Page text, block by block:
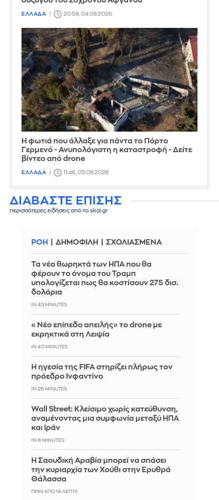
ΕΛΛΑΔΑ 20:59, 04.08.2026
Η φωτιά που άλλαξε για πάντα το Πόρτο
Γερμενό - Ανυπολόγιστη η καταστροφή - Δείτε
βίντεο από drone
ΕΛΛΑΔΑ 11:46, 05.08.2026
ΔΙΑΒΑΣΤΕ ΕΠΙΣΗΣ
περισσότερες ειδήσεις από το skai.gr
ΡΟΗ ΔΗΜΟΦΙΛΗ ΣΧΟΛΙΑΣΜΕΝΑ
Τα νέα θωρηκτά των ΗΠΑ που θα
φέρουν το όνομα του Τραμπ
υπολογίζεται πως θα κοστίσουν 275 δισ.
δολάρια
IN 45 MINUTES
«Νέο επίπεδο απειλής» το drone με
εκρηκτικά στη Λειψία
IN 40 MINUTES
Η ηγεσία της FIFA στηρίζει πλήρως τον
πρόεδρο Ινφαντίνο
IN 26 MINUTES
Wall Street: Κλείσιμο χωρίς κατεύθυνση,
αναμένοντας μια συμφωνία μεταξύ ΗΠΑ
και Ιράν
IN 8 MINUTES
Η Σαουδική Αραβία μπορεί να σπάσει
την κυριαρχία των Χούθι στην Ερυθρά
Θάλασσα
ΠΡΙΝ ΑΠΌ 14 ΛΕΠΤΆ